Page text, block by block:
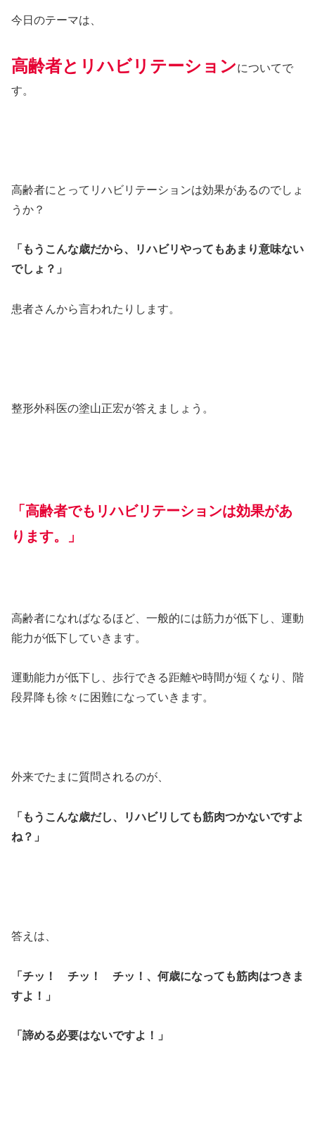
今日のテーマは、
高齢者とリハビリテーションについてで
す。
高齢者にとってリハビリテーションは効果があるのでしょ
うか？
「もうこんな歳だから、リハビリやってもあまり意味ない
でしょ？」
患者さんから言われたりします。
整形外科医の塗山正宏が答えましょう。
「高齢者でもリハビリテーションは効果があ
ります。」
高齢者になればなるほど、一般的には筋力が低下し、運動
能力が低下していきます。
運動能力が低下し、歩行できる距離や時間が短くなり、階
段昇降も徐々に困難になっていきます。
外来でたまに質問されるのが、
「もうこんな歳だし、リハビリしても筋肉つかないですよ
ね？」
答えは、
「チッ！ チッ！ チッ！、何歳になっても筋肉はつきま
すよ！」
「諦める必要はないですよ！」